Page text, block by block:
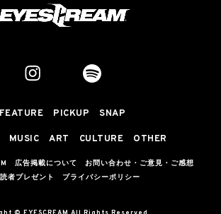
FEATURE PICKUP SNAP
MUSIC ART CULTURE OTHER
広告掲載について
お問い合わせ・ご意見・ご感想
者プレゼント
プライバシーポリシー